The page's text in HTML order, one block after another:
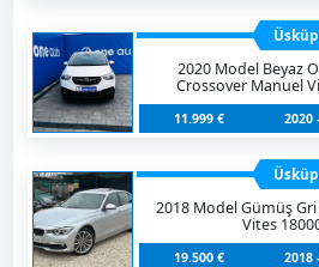
2020 Model Beyaz
Crossover Manuel
11.999 € 2020
2018 Model Gümüş
Vites
19.500 € 2018